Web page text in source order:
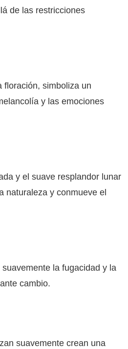
de las restricciones
floración, simboliza un
y las emociones
y el suave resplandor lunar
naturaleza y conmueve el
la fugacidad y la
cambio.
suavemente crean una